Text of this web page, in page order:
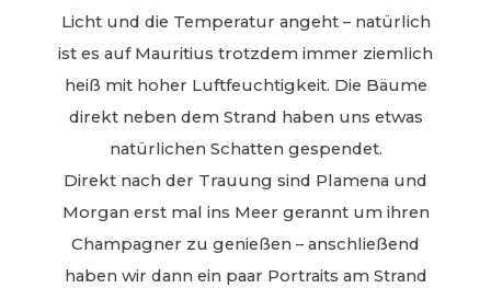
Licht und die Temperatur angeht – natürlich
ist es auf Mauritius trotzdem immer ziemlich
heiß mit hoher Luftfeuchtigkeit. Die Bäume
direkt neben dem Strand haben uns etwas
natürlichen Schatten gespendet.
Direkt nach der Trauung sind Plamena und
Morgan erst mal ins Meer gerannt um ihren
Champagner zu genießen – anschließend
haben wir dann ein paar Portraits am Strand